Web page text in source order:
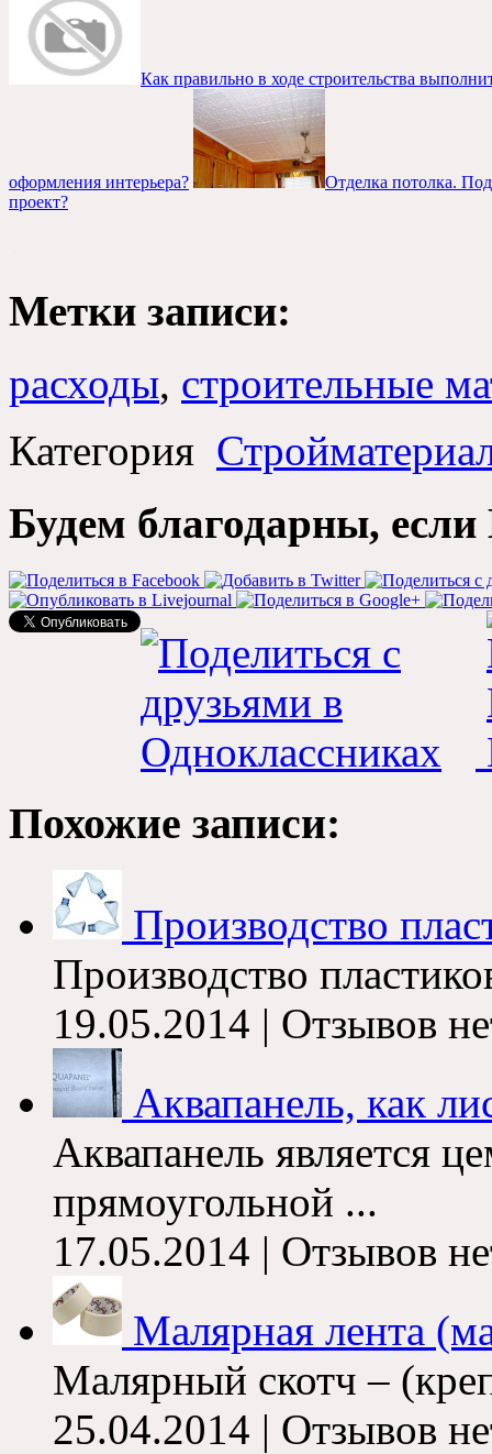
Как правильно в ходе строительства
оформления интерьера?
Отделка потолка.
проект?
Метки записи:
расходы, строительные
Категория
Будем благодарны, если
Похожие записи:
Производство
Производство
19.05.2014 | Отзывов
Аквапанель, как
Аквапанель является
прямоугольной ...
17.05.2014 | Отзывов
Малярная лента
Малярный скотч –
25.04.2014 | Отзывов